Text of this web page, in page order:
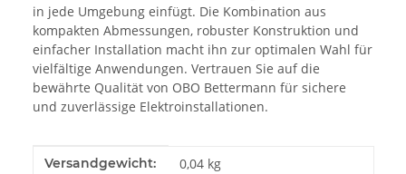
in jede Umgebung einfügt. Die Kombination aus
kompakten Abmessungen, robuster Konstruktion und
einfacher Installation macht ihn zur optimalen Wahl für
vielfältige Anwendungen. Vertrauen Sie auf die
bewährte Qualität von OBO Bettermann für sichere
und zuverlässige Elektroinstallationen.
Produkteigenschaft
Wert
Versandgewicht: 0,04 kg